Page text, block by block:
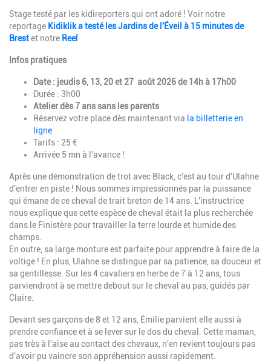
Stage testé par les kidireporters qui ont adoré ! Voir notre
reportage Kidiklik a testé les Jardins de l'Éveil à 15 minutes de
Brestet notre Reel
Infos pratiques
Date : jeudis 6, 13, 20 et 27 août 2026 de 14h à 17h00
Durée : 3h00
Atelier dès 7 ans sans les parents
Réservez votre place dès maintenant via la billetterie en
ligne
Tarifs : 25 €
Arrivée 5 mn à l'avance !
Après une démonstration de trot avec Black, c'est au tour d'Ulahne
d'entrer en piste ! Nous sommes impressionnés par la puissance
qui émane de ce cheval de trait breton de 14 ans. L'instructrice
nous explique que cette espèce de cheval était la plus recherchée
dans le Finistère pour travailler la terre lourde et humide des
champs.
En outre, sa large monture est parfaite pour apprendre à faire de la
voltige ! En plus, Ulahne se distingue par sa patience, sa douceur et
sa gentillesse. Sur les 4 cavaliers en herbe de 7 à 12 ans, tous
parviendront à se mettre debout sur le cheval au pas, guidés par
Claire.
Devant ses garçons de 8 et 12 ans, Émilie parvient elle aussi à
prendre confiance et à se lever sur le dos du cheval. Cette maman,
pas très à l'aise au contact des chevaux, n'en revient toujours pas
d'avoir pu vaincre son appréhension aussi rapidement.